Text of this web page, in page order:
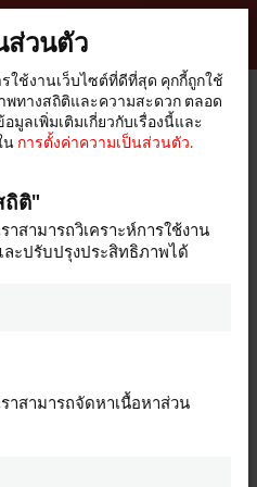
myBeckhoff
Search result
ส่วนตัว
ใช้งานเว็บไซต์ที่ดีที่สุด คุกกี้ถูกใช้
ทางสถิติและความสะดวก ตลอด
ลเพิ่มเติมเกี่ยวกับเรื่องนี้และ
น การตั้งค่าความเป็นส่วนตัว.
ถิติ"
าสามารถวิเคราะห์การใช้งาน
ละปรับปรุงประสิทธิภาพได้
าสามารถจัดหาเนื้อหาส่วน